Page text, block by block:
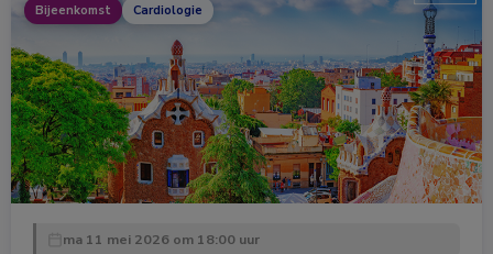
Bijeenkomst Cardiologie
ma 11 mei 2026 om 18:00 uur